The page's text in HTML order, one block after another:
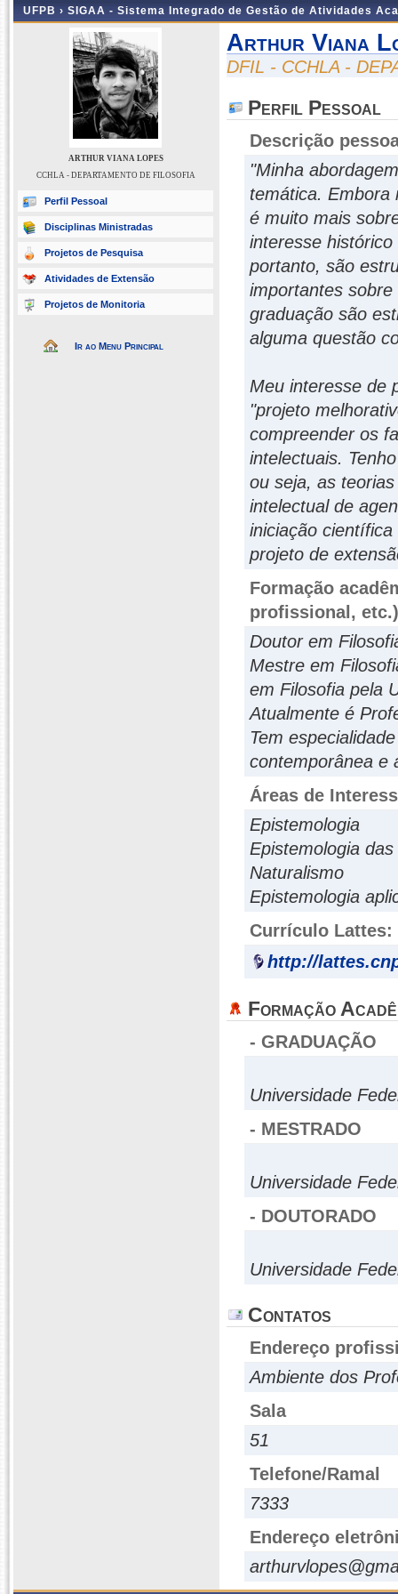
UFPB › SIGAA - Sistema Integrado de Gestão de Atividades
ARTHUR VIANA LOPES
CCHLA - DEPARTAMENTO DE FILOSOFIA
Perfil Pessoal
Disciplinas Ministradas
Projetos de Pesquisa
Atividades de Extensão
Projetos de Monitoria
Ir ao Menu Principal
Arthur Viana
DFIL - CCHLA -
Perfil Pessoal
Descrição
"Minha
temática. Embora
é muito mais
interesse
portanto, são
importantes
graduação são
alguma questão
Meu interesse de
"projeto
compreender os
intelectuais.
ou seja, as
intelectual de
iniciação
projeto de
Formação
profissional, etc.)
Doutor em
Mestre em
em Filosofia pela
Atualmente é
Tem
contemporânea e
Áreas de
Epistemologia
Epistemologia
Naturalismo
Epistemologia
Currículo Lattes:
http://
Formação
- GRADUAÇÃO
Universidade
- MESTRADO
Universidade
- DOUTORADO
Universidade
Contatos
Endereço
Ambiente dos
Sala
51
Telefone/Ramal
7333
Endereço